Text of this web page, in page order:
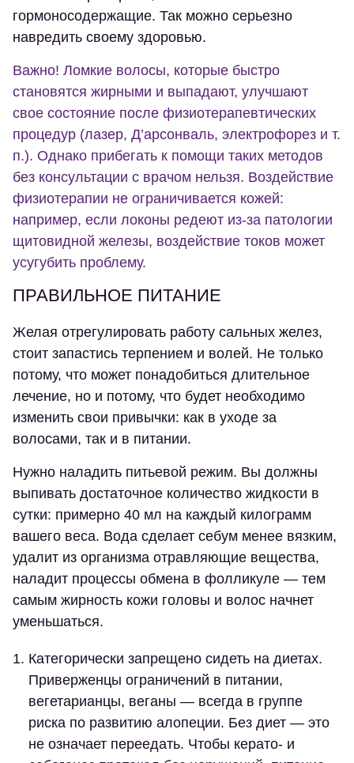
гормоносодержащие. Так можно серьезно
навредить своему здоровью.
Важно! Ломкие волосы, которые быстро
становятся жирными и выпадают, улучшают
свое состояние после физиотерапевтических
процедур (лазер, Д’арсонваль, электрофорез и т.
п.). Однако прибегать к помощи таких методов
без консультации с врачом нельзя. Воздействие
физиотерапии не ограничивается кожей:
например, если локоны редеют из-за патологии
щитовидной железы, воздействие токов может
усугубить проблему.
ПРАВИЛЬНОЕ ПИТАНИЕ
Желая отрегулировать работу сальных желез,
стоит запастись терпением и волей. Не только
потому, что может понадобиться длительное
лечение, но и потому, что будет необходимо
изменить свои привычки: как в уходе за
волосами, так и в питании.
Нужно наладить питьевой режим. Вы должны
выпивать достаточное количество жидкости в
сутки: примерно 40 мл на каждый килограмм
вашего веса. Вода сделает себум менее вязким,
удалит из организма отравляющие вещества,
наладит процессы обмена в фолликуле — тем
самым жирность кожи головы и волос начнет
уменьшаться.
Категорически запрещено сидеть на диетах.
Приверженцы ограничений в питании,
вегетарианцы, веганы — всегда в группе
риска по развитию алопеции. Без диет — это
не означает переедать. Чтобы керато- и